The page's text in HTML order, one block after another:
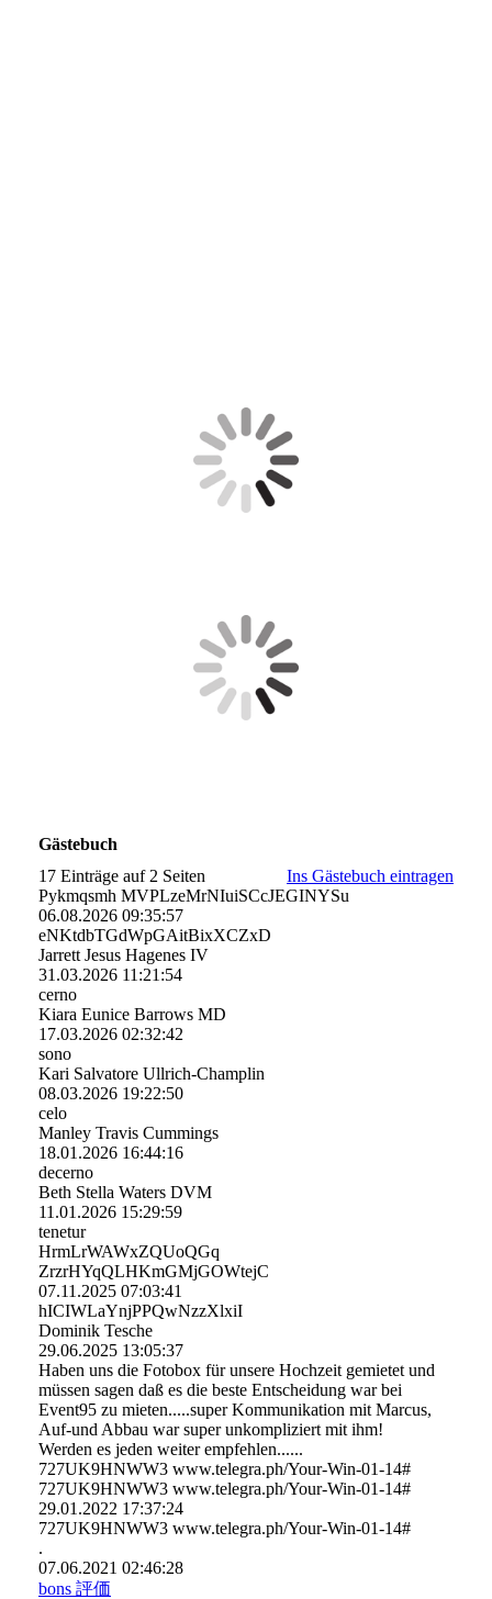
Gästebuch
17 Einträge auf 2 Seiten
Ins Gästebuch eintragen
Pykmqsmh MVPLzeMrNIuiSCcJEGINYSu
06.08.2026 09:35:57
eNKtdbTGdWpGAitBixXCZxD
Jarrett Jesus Hagenes IV
31.03.2026 11:21:54
cerno
Kiara Eunice Barrows MD
17.03.2026 02:32:42
sono
Kari Salvatore Ullrich-Champlin
08.03.2026 19:22:50
celo
Manley Travis Cummings
18.01.2026 16:44:16
decerno
Beth Stella Waters DVM
11.01.2026 15:29:59
tenetur
HrmLrWAWxZQUoQGq
ZrzrHYqQLHKmGMjGOWtejC
07.11.2025 07:03:41
hICIWLaYnjPPQwNzzXlxiI
Dominik Tesche
29.06.2025 13:05:37
Haben uns die Fotobox für unsere Hochzeit gemietet und
müssen sagen daß es die beste Entscheidung war bei
Event95 zu mieten.....super Kommunikation mit Marcus,
Auf-und Abbau war super unkompliziert mit ihm!
Werden es jeden weiter empfehlen......
727UK9HNWW3 www.telegra.ph/Your-Win-01-14#
727UK9HNWW3 www.telegra.ph/Your-Win-01-14#
29.01.2022 17:37:24
727UK9HNWW3 www.­telegra.­ph/­Your-­Win-­01-­14#­
.
07.06.2021 02:46:28
bons 評価